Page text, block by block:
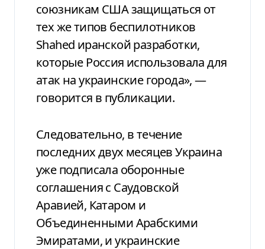
союзникам США защищаться от
тех же типов беспилотников
Shahed иранской разработки,
которые Россия использовала для
атак на украинские города», —
говорится в публикации.
Следовательно, в течение
последних двух месяцев Украина
уже подписала оборонные
соглашения с Саудовской
Аравией, Катаром и
Объединенными Арабскими
Эмиратами, и украинские